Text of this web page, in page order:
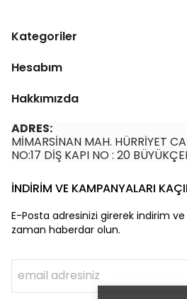
Kategoriler
Hesabım
Hakkımızda
ADRES:
MİMARSİNAN MAH. HÜRRİYET
NO:17 DİŞ KAPI NO : 20
İNDİRİM VE KAMPANYALARI
E-Posta adresinizi girerek indirim
zaman haberdar olun.